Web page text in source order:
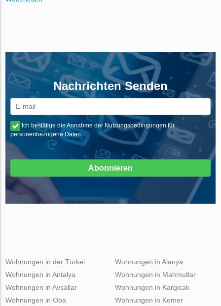
Nachrichten Senden
Ich bestätige die Annahme der Nutzungsbedingungen für
personenbezogene Daten
Abonnieren
Wohnungen in der Türkei
Wohnungen in Antalya
Wohnungen in Avsallar
Wohnungen in Oba
Wohnungen in Alanya
Wohnungen in Mahmutlar
Wohnungen in Kargicak
Wohnungen in Kemer